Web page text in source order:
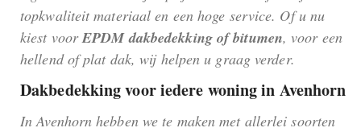
topkwaliteit materiaal en een hoge service. Of u nu
kiest voorEPDM dakbedekking of bitumen, voor een
hellend of plat dak, wij helpen u graag verder.
Dakbedekking voor iedere woning in Avenhorn
In Avenhorn hebben we te maken met allerlei soorten